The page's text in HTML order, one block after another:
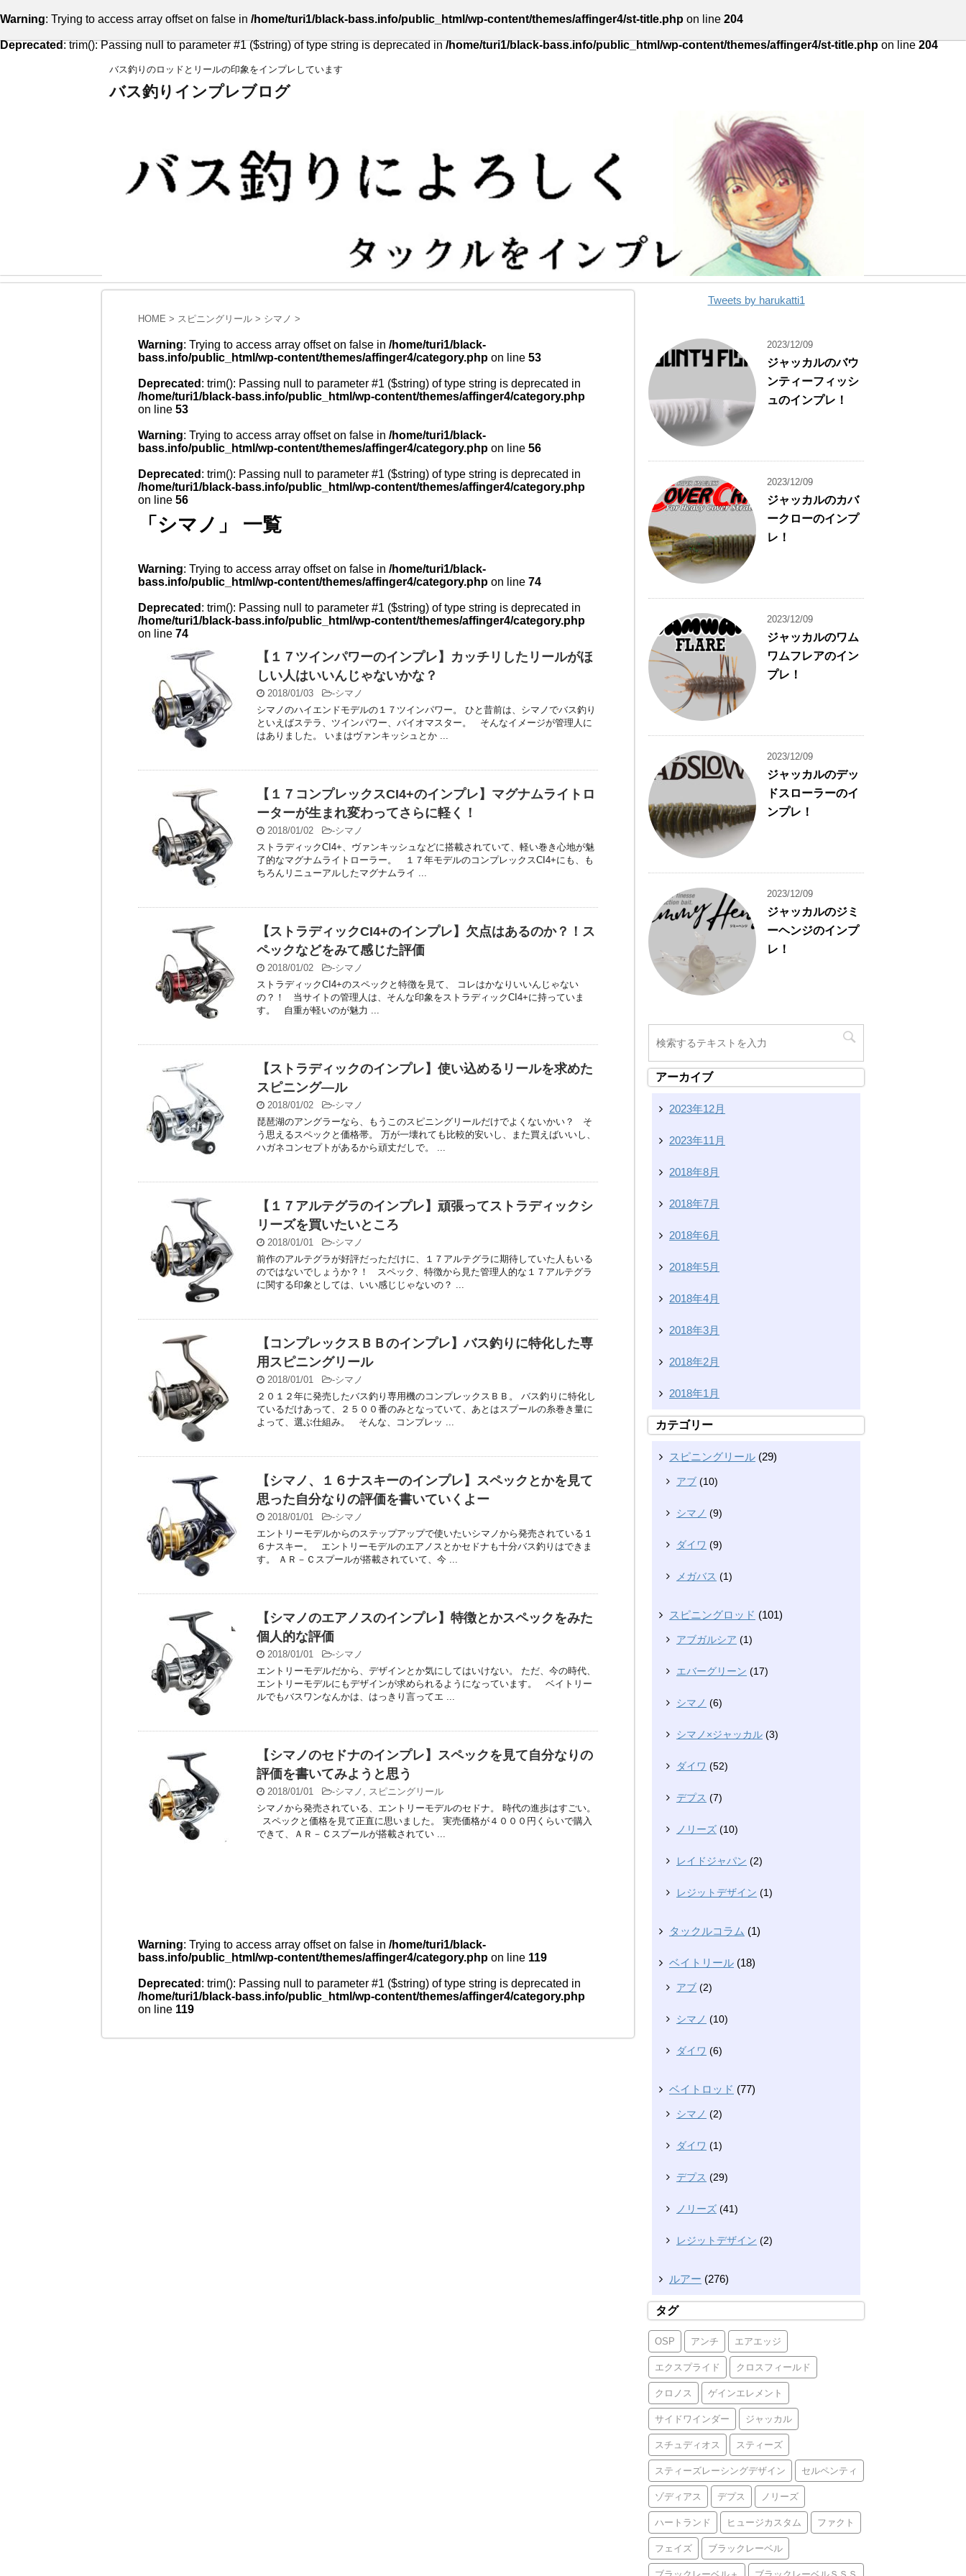
Warning: Trying to access array offset on false in /home/turi1/black-bass.info/public_html/wp-content/themes/affinger4/st-title.php on line 204
Deprecated: trim(): Passing null to parameter #1 ($string) of type string is deprecated in/home/turi1/black-bass.info/public_html/wp-content/themes/affinger4/st-title.phpon line204
バス釣りのロッドとリールの印象をインプレしています
バス釣りインプレブログ
HOME > スピニングリール > シマノ >
Warning: Trying to access array offset on false in /home/turi1/black-
bass.info/public_html/wp-content/themes/affinger4/category.php on line 53
Deprecated : trim(): Passing null to parameter #1 ($string) of type string is deprecated in
/home/turi1/black-bass.info/public_html/wp-content/themes/affinger4/category.php
on line 53
Warning: Trying to access array offset on false in /home/turi1/black-
bass.info/public_html/wp-content/themes/affinger4/category.php on line 56
Deprecated : trim(): Passing null to parameter #1 ($string) of type string is deprecated in
/home/turi1/black-bass.info/public_html/wp-content/themes/affinger4/category.php
on line 56
「シマノ」 一覧
Warning: Trying to access array offset on false in /home/turi1/black-
bass.info/public_html/wp-content/themes/affinger4/category.php on line 74
Deprecated : trim(): Passing null to parameter #1 ($string) of type string is deprecated in
/home/turi1/black-bass.info/public_html/wp-content/themes/affinger4/category.php
on line 74
【１７ツインパワーのインプレ】カッチリしたリールがほ
しい人はいいんじゃないかな？
2018/01/03 -シマノ
シマノのハイエンドモデルの１７ツインパワー。 ひと昔前は、シマノでバス釣り
といえばステラ、ツインパワー、バイオマスター。 そんなイメージが管理人に
はありました。 いまはヴァンキッシュとか ...
【１７コンプレックスCI4+のインプレ】マグナムライトロ
ーターが生まれ変わってさらに軽く！
2018/01/02 -シマノ
ストラディックCI4+、ヴァンキッシュなどに搭載されていて、軽い巻き心地が魅
了的なマグナムライトローラー。 １７年モデルのコンプレックスCI4+にも、も
ちろんリニューアルしたマグナムライ ...
【ストラディックCI4+のインプレ】欠点はあるのか？！ス
ペックなどをみて感じた評価
2018/01/02 -シマノ
ストラディックCI4+のスペックと特徴を見て、 コレはかなりいいんじゃない
の？！ 当サイトの管理人は、そんな印象をストラディックCI4+に持っていま
す。 自重が軽いのが魅力 ...
【ストラディックのインプレ】使い込めるリールを求めた
スピニング―ル
2018/01/02 -シマノ
琵琶湖のアングラーなら、もうこのスピニングリールだけでよくないかい？ そ
う思えるスペックと価格帯。 万が一壊れても比較的安いし、また買えばいいし、
ハガネコンセプトがあるから頑丈だしで。 ...
【１７アルテグラのインプレ】頑張ってストラディックシ
リーズを買いたいところ
2018/01/01 -シマノ
前作のアルテグラが好評だっただけに、１７アルテグラに期待していた人もいる
のではないでしょうか？！ スペック、特徴から見た管理人的な１７アルテグラ
に関する印象としては、いい感じじゃないの？ ...
【コンプレックスＢＢのインプレ】バス釣りに特化した専
用スピニングリール
2018/01/01 -シマノ
２０１２年に発売したバス釣り専用機のコンプレックスＢＢ。 バス釣りに特化し
ているだけあって、２５００番のみとなっていて、あとはスプールの糸巻き量に
よって、選ぶ仕組み。 そんな、コンプレッ ...
【シマノ、１６ナスキーのインプレ】スペックとかを見て
思った自分なりの評価を書いていくよー
2018/01/01 -シマノ
エントリーモデルからのステップアップで使いたいシマノから発売されている１
６ナスキー。 エントリーモデルのエアノスとかセドナも十分バス釣りはできま
す。 ＡＲ－Ｃスプールが搭載されていて、今 ...
【シマノのエアノスのインプレ】特徴とかスペックをみた
個人的な評価
2018/01/01 -シマノ
エントリーモデルだから、デザインとか気にしてはいけない。 ただ、今の時代、
エントリーモデルにもデザインが求められるようになっています。 ベイトリー
ルでもバスワンなんかは、はっきり言ってエ ...
【シマノのセドナのインプレ】スペックを見て自分なりの
評価を書いてみようと思う
2018/01/01 -シマノ , スピニングリール
シマノから発売されている、エントリーモデルのセドナ。 時代の進歩はすごい。
スペックと価格を見て正直に思いました。 実売価格が４０００円くらいで購入
できて、ＡＲ－Ｃスプールが搭載されてい ...
Warning: Trying to access array offset on false in /home/turi1/black-
bass.info/public_html/wp-content/themes/affinger4/category.php on line 119
Deprecated : trim(): Passing null to parameter #1 ($string) of type string is deprecated in
/home/turi1/black-bass.info/public_html/wp-content/themes/affinger4/category.php
on line 119
Tweets by harukatti1
2023/12/09
ジャッカルのバウ
ンティーフィッシ
ュのインプレ！
2023/12/09
ジャッカルのカバ
ークローのインプ
レ！
2023/12/09
ジャッカルのワム
ワムフレアのイン
プレ！
2023/12/09
ジャッカルのデッ
ドスローラーのイ
ンプレ！
2023/12/09
ジャッカルのジミ
ーヘンジのインプ
レ！
アーカイブ
2023年12月
2023年11月
2018年8月
2018年7月
2018年6月
2018年5月
2018年4月
2018年3月
2018年2月
2018年1月
カテゴリー
スピニングリール (29)
アブ (10)
シマノ (9)
ダイワ (9)
メガバス (1)
スピニングロッド (101)
アブガルシア (1)
エバーグリーン (17)
シマノ (6)
シマノ×ジャッカル (3)
ダイワ (52)
デプス (7)
ノリーズ (10)
レイドジャパン (2)
レジットデザイン (1)
タックルコラム (1)
ベイトリール (18)
アブ (2)
シマノ (10)
ダイワ (6)
ベイトロッド (77)
シマノ (2)
ダイワ (1)
デプス (29)
ノリーズ (41)
レジットデザイン (2)
ルアー (276)
タグ
OSP アンチ エアエッジ
エクスプライド クロスフィールド
クロノス ゲインエレメント
サイドワインダー ジャッカル
スチュディオス スティーズ
スティーズレーシングデザイン セルペンティ
ゾディアス デプス ノリーズ
ハートランド ヒュージカスタム ファクト
フェイズ ブラックレーベル